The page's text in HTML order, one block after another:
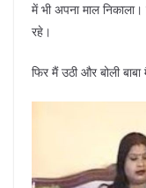
में भी अपना माल
रहे।
फिर मैं उठी और बोली बाबा